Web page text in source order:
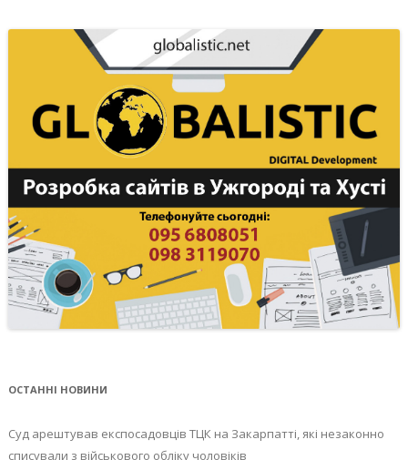
ОСТАННІ НОВИНИ
Суд арештував експосадовців ТЦК на Закарпатті, які незаконно
списували з військового обліку чоловіків